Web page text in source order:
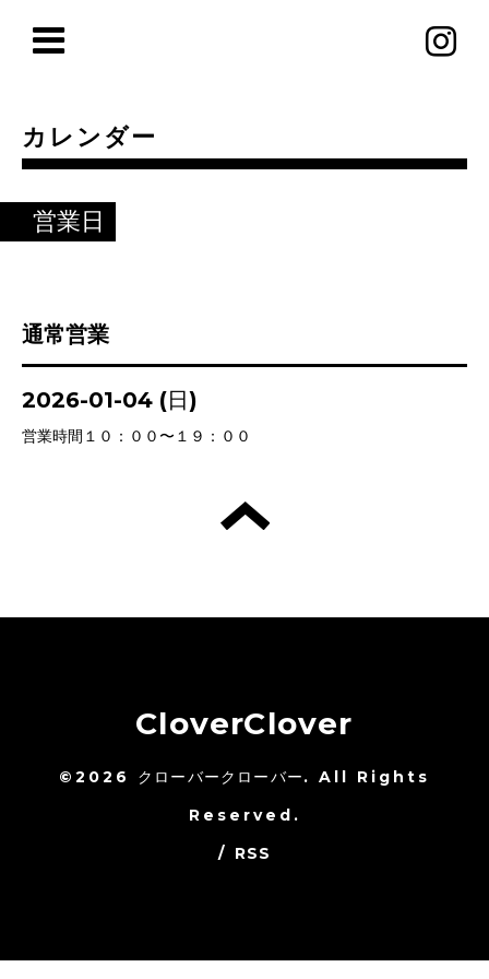
カレンダー
営業日
通常営業
2026-01-04 (日)
営業時間１０：００〜１９：００
CloverClover
©2026 クローバークローバー. All Rights
Reserved.
/ RSS